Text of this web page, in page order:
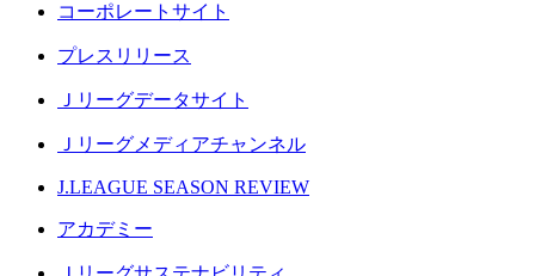
コーポレートサイト
プレスリリース
Ｊリーグデータサイト
Ｊリーグメディアチャンネル
J.LEAGUE SEASON REVIEW
アカデミー